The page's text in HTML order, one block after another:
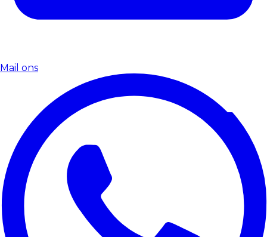
Mail ons